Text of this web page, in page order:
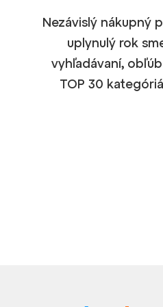
Nezávislý nákupný
uplynulý rok
vyhľadávaní,
TOP 30